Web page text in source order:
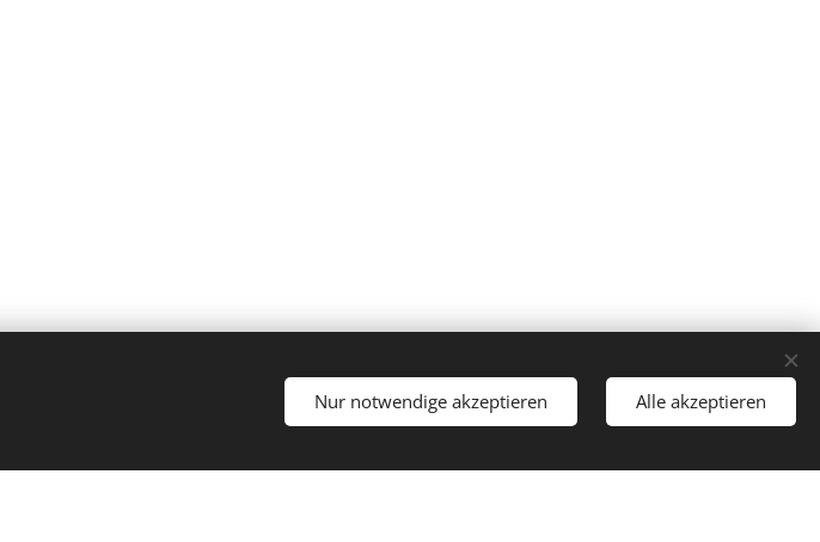
Nur notwendige akzeptieren Alle akzeptieren